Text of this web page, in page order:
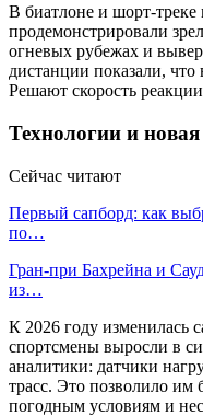
В биатлоне и шорт-треке
продемонстрировали
огневых рубежах и
дистанции показали, что
Решают скорость
Технологии и
Сейчас читают
Первый сапборд: как
по…
Гран-при Бахрейна и
из…
К 2026 году изменилась
спортсмены выросли в
аналитики: датчики
трасс. Это позволило им
погодным условиям и